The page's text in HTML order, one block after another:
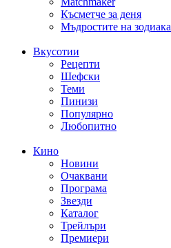
Късметче за деня
Мъдростите на зодиака
Вкусотии
Рецепти
Шефски
Теми
Пинизи
Популярно
Любопитно
Кино
Новини
Очаквани
Програма
Звезди
Каталог
Трейлъри
Премиери